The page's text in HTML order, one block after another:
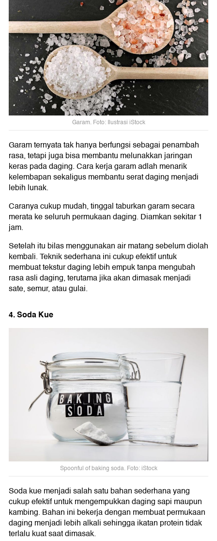
Garam. Foto: Ilustrasi iStock
Garam ternyata tak hanya berfungsi sebagai penambah
rasa, tetapi juga bisa membantu melunakkan jaringan
keras pada daging. Cara kerja garam adlah menarik
kelembapan sekaligus membantu serat daging menjadi
lebih lunak.
Caranya cukup mudah, tinggal taburkan garam secara
merata ke seluruh permukaan daging. Diamkan sekitar 1
jam.
Setelah itu bilas menggunakan air matang sebelum diolah
kembali. Teknik sederhana ini cukup efektif untuk
membuat tekstur daging lebih empuk tanpa mengubah
rasa asli daging, terutama jika akan dimasak menjadi
sate, semur, atau gulai.
4. Soda Kue
Spoonful of baking soda. Foto: iStock
Soda kue menjadi salah satu bahan sederhana yang
cukup efektif untuk mengempukkan daging sapi maupun
kambing. Bahan ini bekerja dengan membuat permukaan
daging menjadi lebih alkali sehingga ikatan protein tidak
terlalu kuat saat dimasak.